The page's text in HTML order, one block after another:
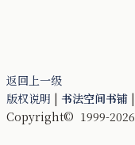
返回上一级
版权说明 | 书法空间书铺 |
Copyright© 1999-2026